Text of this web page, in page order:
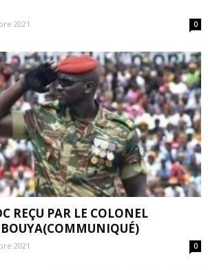
2021 0
REÇU PAR LE COLONEL
2021 0